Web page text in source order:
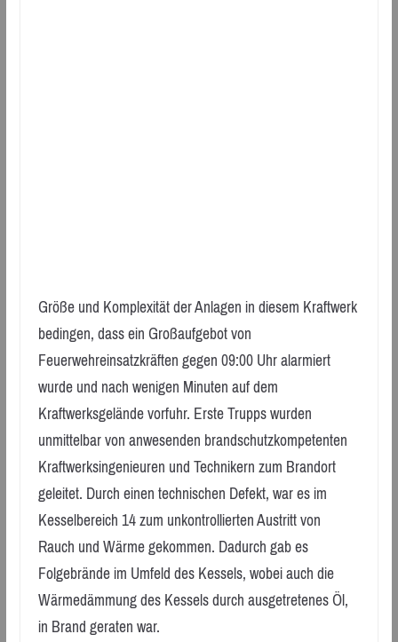
Größe und Komplexität der Anlagen in diesem Kraftwerk
bedingen, dass ein Großaufgebot von
Feuerwehreinsatzkräften gegen 09:00 Uhr alarmiert
wurde und nach wenigen Minuten auf dem
Kraftwerksgelände vorfuhr. Erste Trupps wurden
unmittelbar von anwesenden brandschutzkompetenten
Kraftwerksingenieuren und Technikern zum Brandort
geleitet. Durch einen technischen Defekt, war es im
Kesselbereich 14 zum unkontrollierten Austritt von
Rauch und Wärme gekommen. Dadurch gab es
Folgebrände im Umfeld des Kessels, wobei auch die
Wärmedämmung des Kessels durch ausgetretenes Öl,
in Brand geraten war.